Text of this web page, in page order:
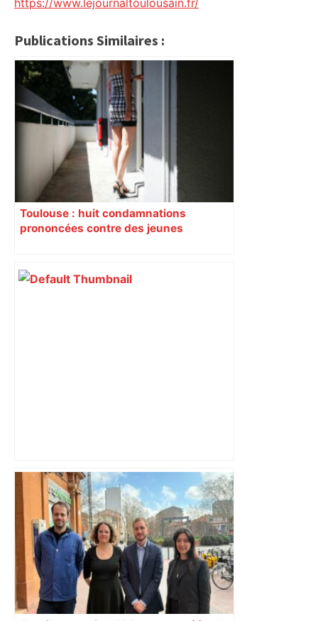
https://www.lejournaltoulousain.fr/
Publications Similaires :
Toulouse : huit condamnations
prononcées contre des jeunes
Près de Toulouse : dans cette zone
économique, un axe majeur va être
fermé en fin de soirée, voici les
déviations – Actu.fr